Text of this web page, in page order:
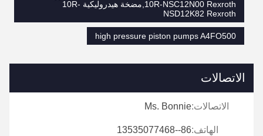
10R-NSC12N00 Rexroth,مضخة هيدروليكية 10R-
NSD12K82 Rexroth
high pressure piston pumps A4FO500
الاتصالات
الاتصالات:Ms. Bonnie
الهاتف:86--13535077468